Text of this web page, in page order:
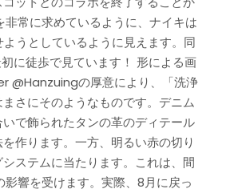
非常に求めているように、ナイキは
うとしているように見えます。同
に徒歩で見ています！ 形による画
@Hanzuingの厚意により、「洗浄
さにそのようなものです。デニム
で飾られたタンの革のディテール
作ります。一方、明るい赤の切り
ステムに当たります。これは、間
影響を受けます。実際、8月に戻っ